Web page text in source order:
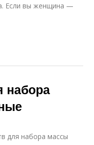
Если вы женщина —
набора
для набора массы